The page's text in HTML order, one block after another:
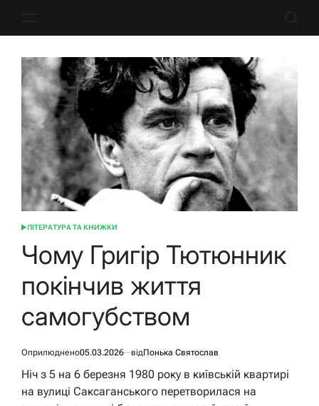
ОПУБЛІКУВАТИ
ЛІТЕРАТУРА ТА КНИЖКИ
Чому Григір Тютюнник
покінчив життя
самогубством
Оприлюднено05.03.2026 відПонька Святослав
Ніч з 5 на 6 березня 1980 року в київській квартирі
на вулиці Саксаганського перетворилася на